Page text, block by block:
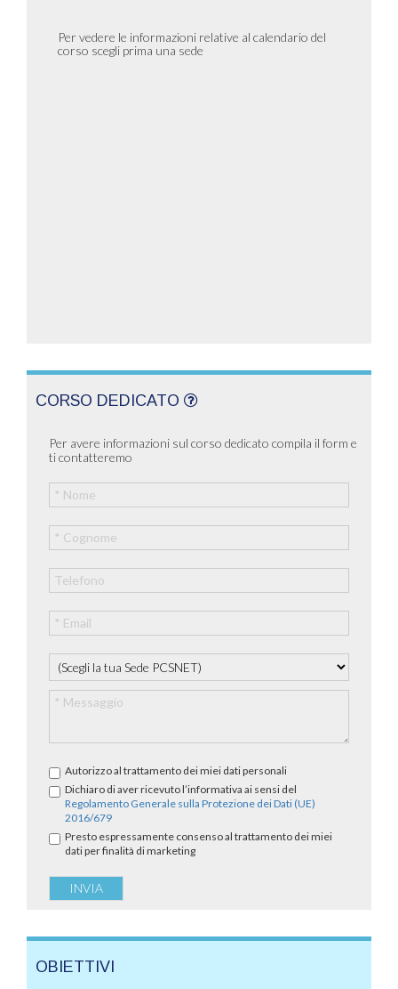
Per vedere le informazioni relative al calendario del
corso scegli prima una sede
CORSO DEDICATO
Per avere informazioni sul corso dedicato compila il form e
ti contatteremo
Autorizzo al trattamento dei miei dati personali
Dichiaro di aver ricevuto l’informativa ai sensi del
Regolamento Generale sulla Protezione dei Dati (UE)
2016/679
Presto espressamente consenso al trattamento dei miei
dati per finalità di marketing
OBIETTIVI